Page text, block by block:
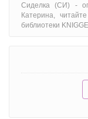
Сиделка (СИ) -
Катерина,
библиотеки